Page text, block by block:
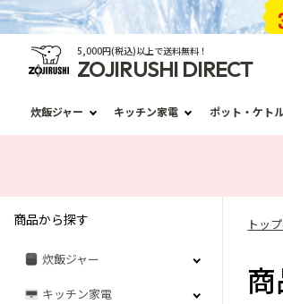
5,000円(税込)以上で送料無料！
ZOJIRUSHI DIRECT
炊飯ジャー キッチン家電 ポット・ケト
トッ
商品から探す
炊飯ジャー
キッチン家電